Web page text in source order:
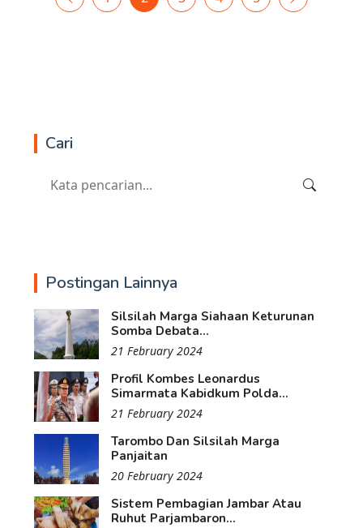
Cari
Postingan Lainnya
Silsilah Marga Siahaan Keturunan
Somba Debata...
21 February 2024
Profil Kombes Leonardus
Simarmata Kabidkum Polda...
21 February 2024
Tarombo Dan Silsilah Marga
Panjaitan
20 February 2024
Sistem Pembagian Jambar Atau
Ruhut Parjambaron...